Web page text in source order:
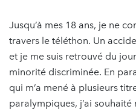
Jusqu’à mes 18 ans, je ne
travers le téléthon. Un
et je me suis retrouvé du
minorité discriminée. En
qui m’a mené à plusieurs
paralympiques, j’ai